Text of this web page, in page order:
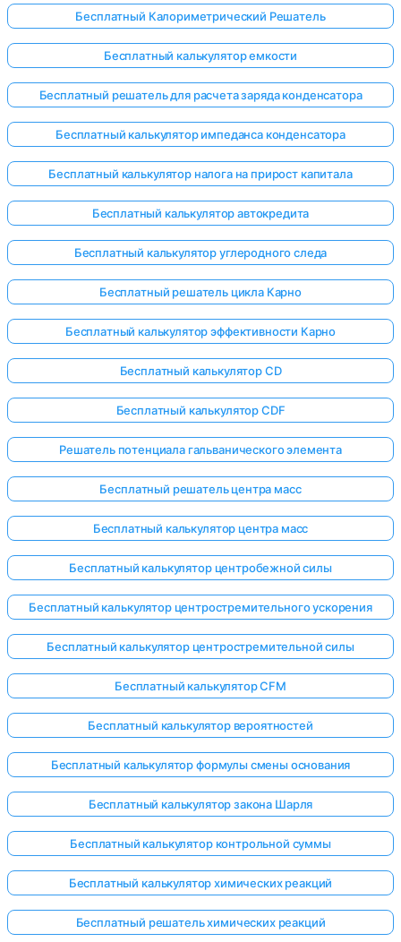
Бесплатный Калориметрический Решатель
Бесплатный калькулятор емкости
Бесплатный решатель для расчета заряда конденсатора
Бесплатный калькулятор импеданса конденсатора
Бесплатный калькулятор налога на прирост капитала
Бесплатный калькулятор автокредита
Бесплатный калькулятор углеродного следа
Бесплатный решатель цикла Карно
Бесплатный калькулятор эффективности Карно
Бесплатный калькулятор CD
Бесплатный калькулятор CDF
Решатель потенциала гальванического элемента
Бесплатный решатель центра масс
Бесплатный калькулятор центра масс
Бесплатный калькулятор центробежной силы
Бесплатный калькулятор центростремительного ускорения
Бесплатный калькулятор центростремительной силы
Бесплатный калькулятор CFM
Бесплатный калькулятор вероятностей
Бесплатный калькулятор формулы смены основания
Бесплатный калькулятор закона Шарля
Бесплатный калькулятор контрольной суммы
Бесплатный калькулятор химических реакций
Бесплатный решатель химических реакций